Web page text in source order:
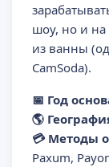
шоу, но и
из ванны
CamSoda).
📅 Год
🌎
💳 Методы
Paxum,